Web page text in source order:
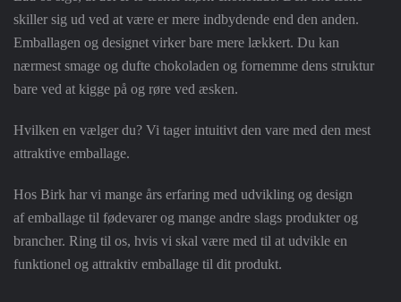
skiller sig ud ved at være er mere indbydende end den anden.
Emballagen og designet virker bare mere lækkert. Du kan
nærmest smage og dufte chokoladen og fornemme dens struktur
bare ved at kigge på og røre ved æsken.
Hvilken en vælger du? Vi tager intuitivt den vare med den mest
attraktive emballage.
Hos Birk har vi mange års erfaring med udvikling og design
af emballage til fødevarer og mange andre slags produkter og
brancher. Ring til os, hvis vi skal være med til at udvikle en
funktionel og attraktiv emballage til dit produkt.